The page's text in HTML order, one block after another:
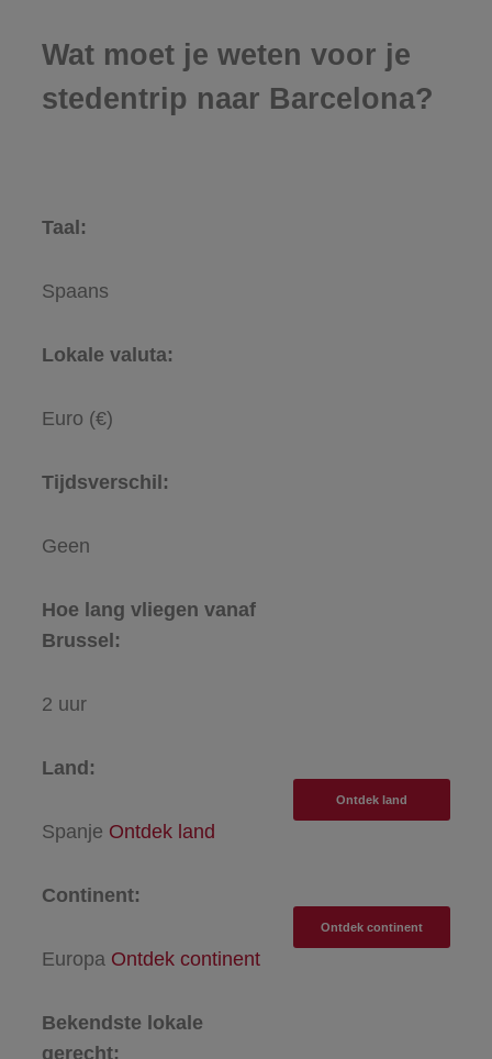
Wat moet je weten voor je
stedentrip naar Barcelona?
Taal:
Spaans
Lokale valuta:
Euro (€)
Tijdsverschil:
Geen
Hoe lang vliegen vanaf
Brussel:
2 uur
Land:
Spanje Ontdek land
Ontdek land
Continent:
Europa Ontdek continent
Ontdek continent
Bekendste lokale
gerecht: